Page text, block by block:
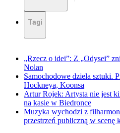
Tagi
„Rzecz o idei”: Z „Odysei”
Nolan
Samochodowe dzieła sztuki.
Hockneya, Koonsa
Artur Rojek: Artysta nie jest
na kasie w Biedronce
Muzyka wychodzi z
przestrzeń publiczną w scenę